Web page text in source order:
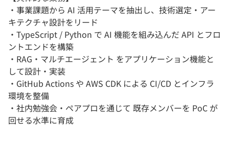
・事業課題から AI 活用テーマを抽出し、技術選定・アー
キテクチャ設計をリード
・TypeScript / Python で AI 機能を組み込んだ API とフロ
ントエンドを構築
・RAG・マルチエージェント をアプリケーション機能と
して設計・実装
・GitHub Actions や AWS CDK による CI/CD とインフラ
環境を整備
・社内勉強会・ペアプロを通じて 既存メンバーを PoC が
回せる水準に育成